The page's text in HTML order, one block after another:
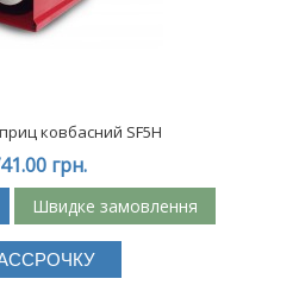
ковбасний SF5H
грн.
Швидке замовлення